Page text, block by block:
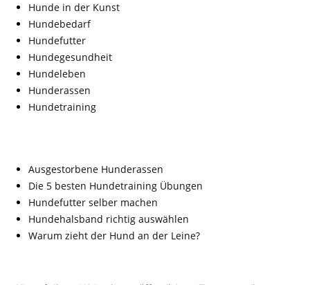
Hunde in der Kunst
Hundebedarf
Hundefutter
Hundegesundheit
Hundeleben
Hunderassen
Hundetraining
Ausgestorbene Hunderassen
Die 5 besten Hundetraining Übungen
Hundefutter selber machen
Hundehalsband richtig auswählen
Warum zieht der Hund an der Leine?